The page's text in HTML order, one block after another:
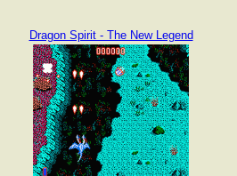
Dragon Spirit - The New Legend